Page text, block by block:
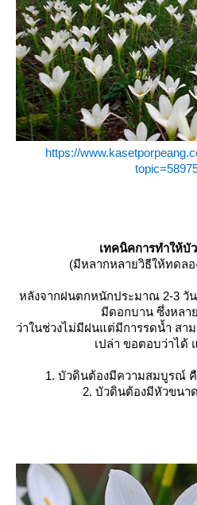
https://
เทคนิคการทำให้บั
(มีหลากหลายวิธีให้ทดล
หลังจากฝนตกหนักประมาณ 2-3 วั
มีดอกบาน ซึ่งหล
ว่าในช่วงไม่มีฝนแต่มีการรดน้ำ สา
เปล่า ขอตอบว่าได้
1. บัวดินต้องมีความสมบูรณ์
2. บัวดินต้องมีหัวขนา